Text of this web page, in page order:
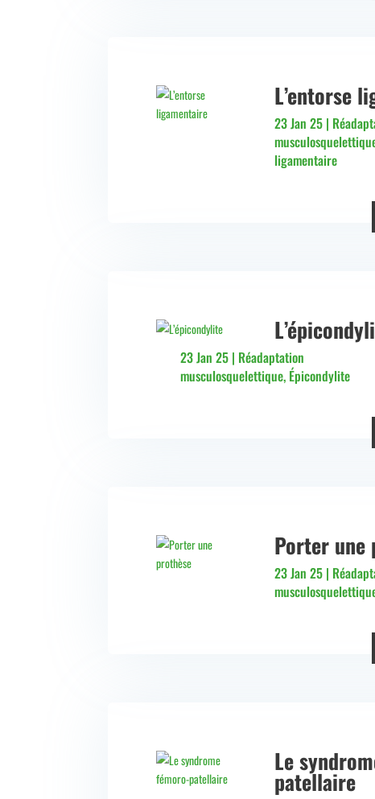
L’entorse
23 Jan 25|
ligamentaire
23 Jan 25 | Réadaptation
musculosquelettique, Épicondylite
Porter une
23 Jan 25|
Le
patellaire